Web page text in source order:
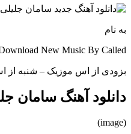
به نام
New Music By Called
بزودی از اس موزیک – شنبه از
دانلود آهنگ سامان
(image)